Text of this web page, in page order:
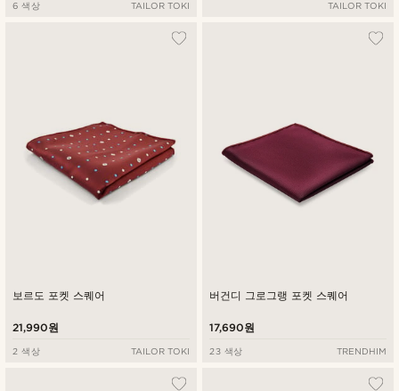
6 색상 TAILOR TOKI TAILOR TOKI
보르도 포켓 스퀘어
21,990원
2 색상 TAILOR TOKI
버건디 그로그랭 포켓 스퀘어
17,690원
23 색상 TRENDHIM